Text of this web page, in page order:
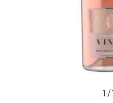
1 /